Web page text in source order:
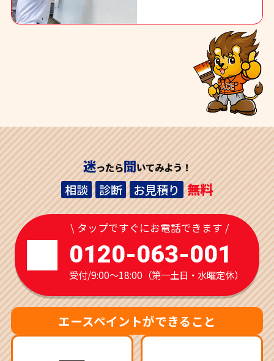
迷ったら聞いてみよう！
相談 診断 お見積り 無料
\ タップですぐにお電話できます /
0120-063-001
受付/9:00～18:00（第一土日・水曜定休）
エースペイントができること